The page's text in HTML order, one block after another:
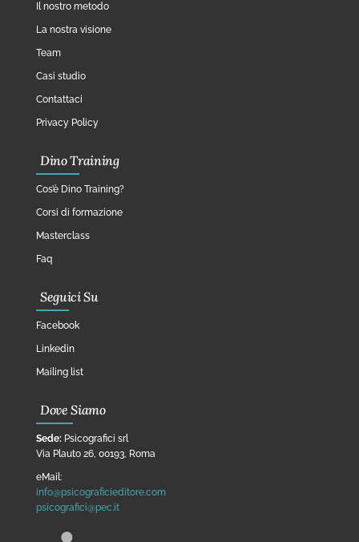
Il nostro metodo
La nostra visione
Team
Casi studio
Contattaci
Privacy Policy
Dino Training
Cos’è Dino Training?
Corsi di formazione
Masterclass
Faq
Seguici Su
Facebook
Linkedin
Mailing list
Dove Siamo
Sede: Psicografici srl
Via Plauto 26, 00193, Roma
eMail:
info@psicograficieditore.com
psicografici@pec.it